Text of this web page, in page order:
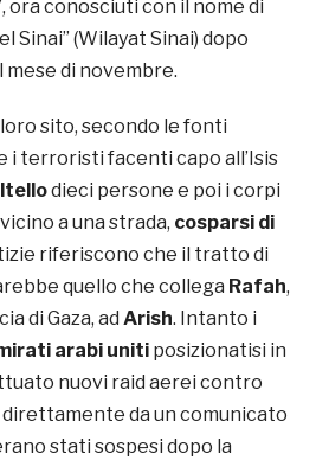
ora conosciuti con il nome di
Sinai” (Wilayat Sinai) dopo
mese di novembre.
sito, secondo le fonti
i terroristi facenti capo all’Isis
dieci persone e poi i corpi
a una strada, cosparsi di
riferiscono che il tratto di
quello che collega Rafah,
di Gaza, ad Arish. Intanto i
arabi unitiposizionatisi in
nuovi raid aerei contro
direttamente da un comunicato
stati sospesi dopo la